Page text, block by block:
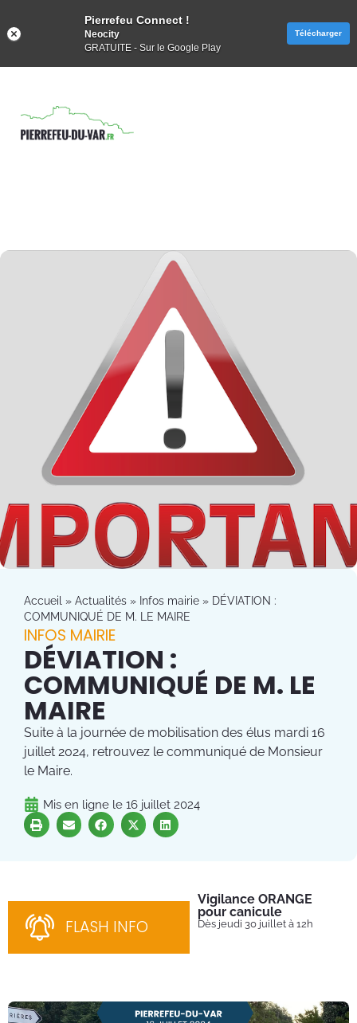
Accueil » Actualités » Infos mairie » DÉVIATION :
COMMUNIQUÉ DE M. LE MAIRE
INFOS MAIRIE
DÉVIATION :
COMMUNIQUÉ DE M. LE
MAIRE
Suite à la journée de mobilisation des élus mardi 16
juillet 2024, retrouvez le communiqué de Monsieur
le Maire.
Mis en ligne le 16 juillet 2024
FLASH INFO
Vigilance ORANGE
pour canicule
Dès jeudi 30 juillet à 12h
Pierrefeu Connect !
Neocity
GRATUITE - Sur le Google Play
Télécharger